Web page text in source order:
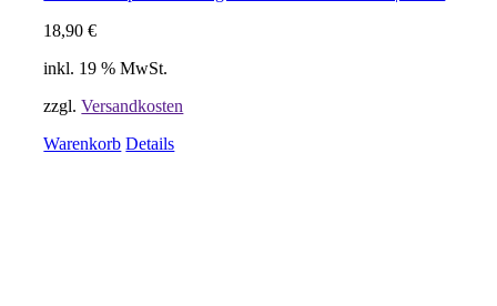
18,90€
inkl. 19 % MwSt.
zzgl.Versandkosten
Warenkorb Details